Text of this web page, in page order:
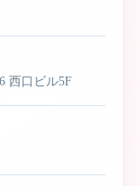
西口ビル5F